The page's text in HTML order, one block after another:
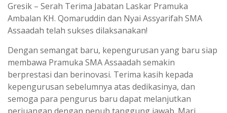
Gresik – Serah Terima Jabatan Laskar Pramuka
Ambalan KH. Qomaruddin dan Nyai Assyarifah SMA
Assaadah telah sukses dilaksanakan!
Dengan semangat baru, kepengurusan yang baru siap
membawa Pramuka SMA Assaadah semakin
berprestasi dan berinovasi. Terima kasih kepada
kepengurusan sebelumnya atas dedikasinya, dan
semoga para pengurus baru dapat melanjutkan